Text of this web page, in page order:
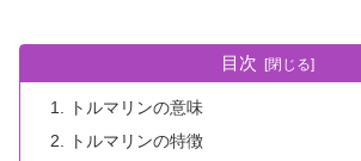
目次
トルマリンの意味
トルマリンの特徴